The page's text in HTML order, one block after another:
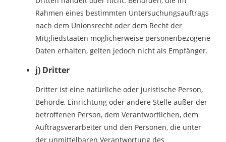
Rahmen eines bestimmten Untersuchungsauftrags
nach dem Unionsrecht oder dem Recht der
Mitgliedstaaten möglicherweise personenbezogene
Daten erhalten, gelten jedoch nicht als Empfänger.
j) Dritter
Dritter ist eine natürliche oder juristische Person,
Behörde, Einrichtung oder andere Stelle außer der
betroffenen Person, dem Verantwortlichen, dem
Auftragsverarbeiter und den Personen, die unter
der unmittelbaren Verantwortung des